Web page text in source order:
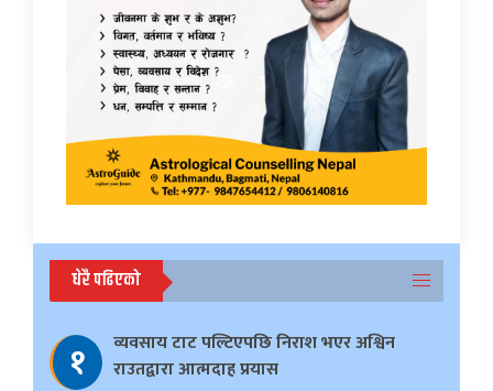
धेरै पढिएको
१
व्यवसाय टाट पल्टिएपछि निराश भएर अश्विन
राउतद्वारा आत्मदाह प्रयास